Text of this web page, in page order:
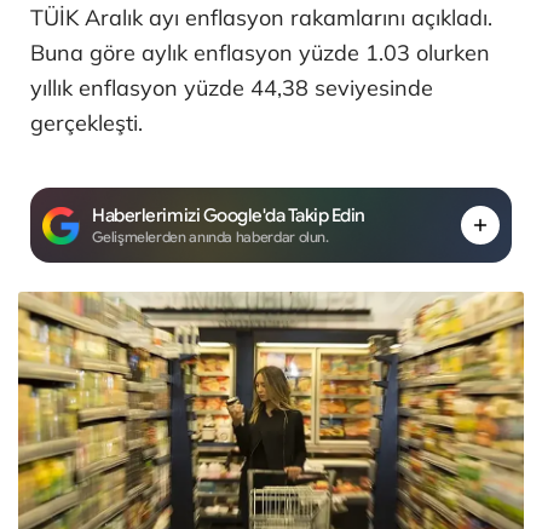
TÜİK Aralık ayı enflasyon rakamlarını açıkladı.
Buna göre aylık enflasyon yüzde 1.03 olurken
yıllık enflasyon yüzde 44,38 seviyesinde
gerçekleşti.
Haberlerimizi Google'da Takip Edin
Gelişmelerden anında haberdar olun.